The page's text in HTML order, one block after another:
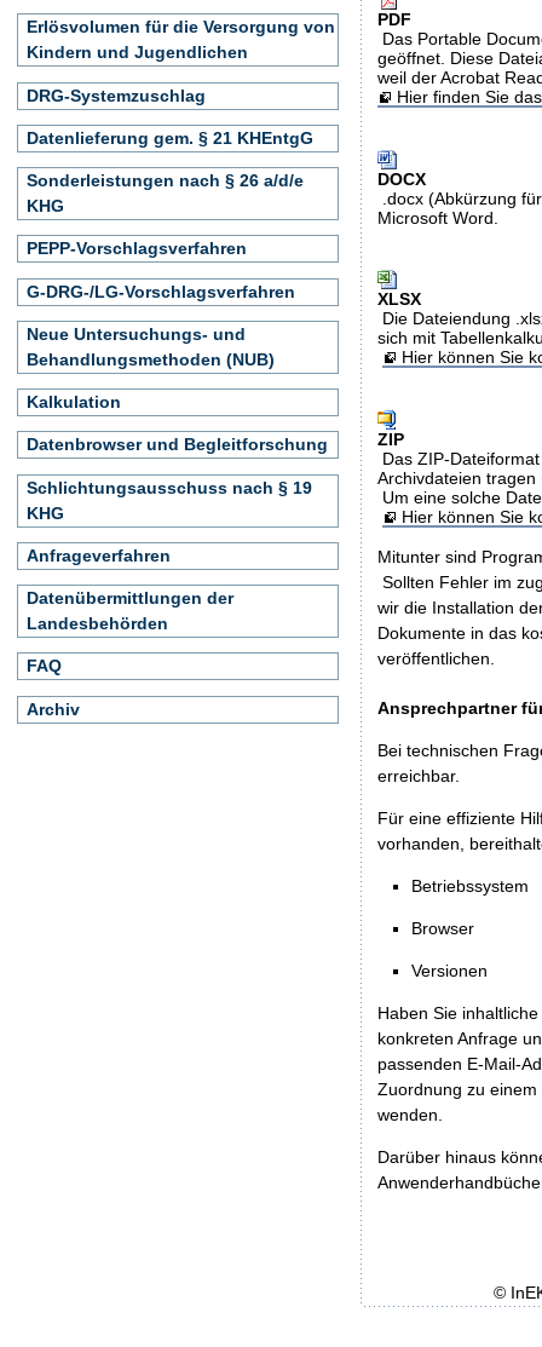
PDF
Das Portable
geöffnet. Diese
weil der Acrobat
Hier finden Sie
DOCX
.docx (Abkürzung
Microsoft Word.
XLSX
Die Dateiendung
sich mit
Hier können Sie
ZIP
Das ZIP-
Archivdateien
Um eine solche
Hier können Sie
Mitunter sind
Sollten Fehler im
wir die Installation
Dokumente in das
veröffentlichen.
Ansprechpartner
Bei technischen
erreichbar.
Für eine effiziente
vorhanden,
Betriebssystem
Browser
Versionen
Haben Sie
konkreten Anfrage
passenden E-Mail-
Zuordnung zu
wenden.
Darüber hinaus
Erlösvolumen für die Versorgung von
Kindern und Jugendlichen
DRG-Systemzuschlag
Datenlieferung gem. § 21 KHEntgG
Sonderleistungen nach § 26 a/d/e
KHG
PEPP-Vorschlagsverfahren
G-DRG-/LG-Vorschlagsverfahren
Neue Untersuchungs- und
Behandlungsmethoden (NUB)
Kalkulation
Datenbrowser und Begleitforschung
Schlichtungsausschuss nach § 19
KHG
Anfrageverfahren
Datenübermittlungen der
Landesbehörden
FAQ
Archiv
©